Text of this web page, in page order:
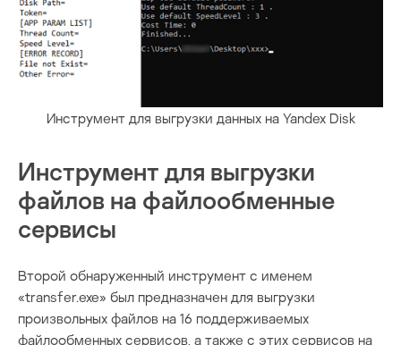
Инструмент для выгрузки данных на Yandex Disk
Инструмент для выгрузки
файлов на файлообменные
сервисы
Второй обнаруженный инструмент с именем
«transfer.exe» был предназначен для выгрузки
произвольных файлов на 16 поддерживаемых
файлообменных сервисов, а также с этих сервисов на